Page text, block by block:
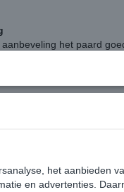
het paard
daarna dun en
vooraf 4 tot 5 dagen
het aanbieden
en advertenties.